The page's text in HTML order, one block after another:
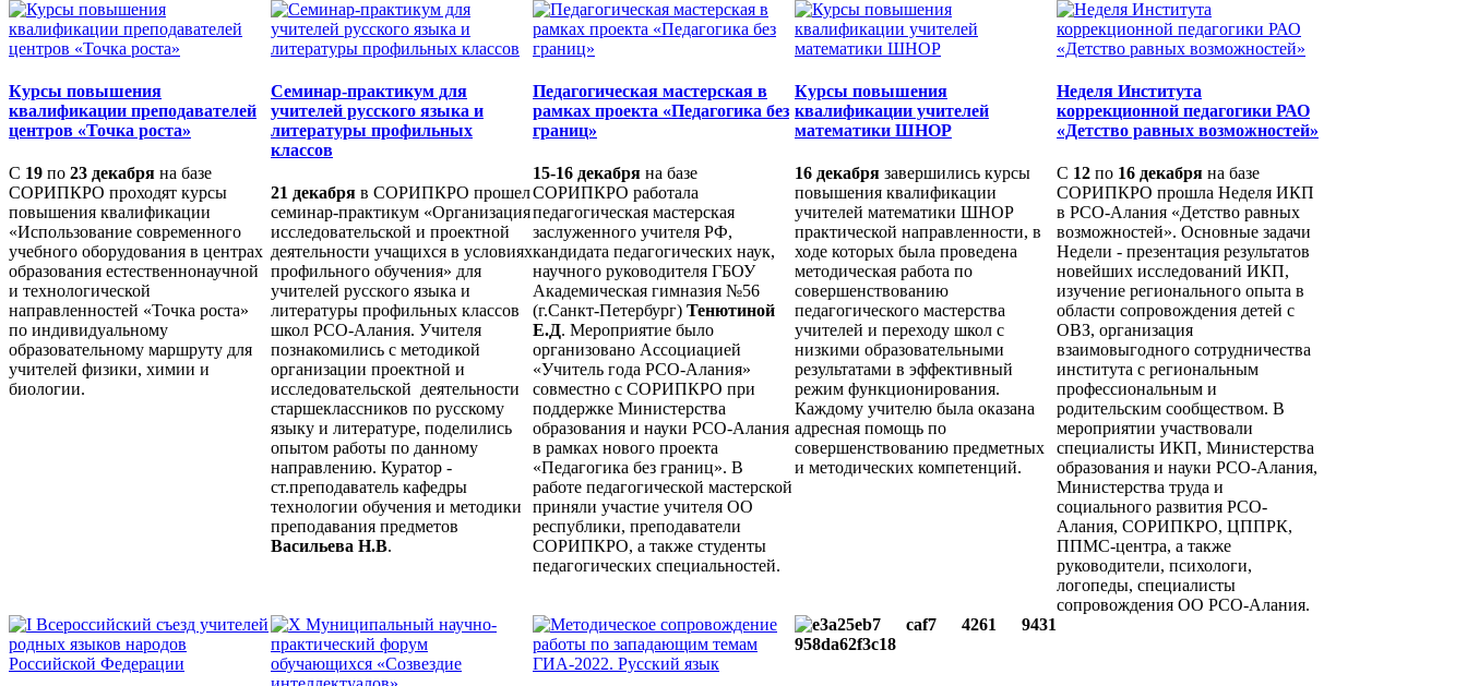
Курсы повышения
квалификации преподавателей
центров «Точка роста»
С 19 по 23 декабря на базе
СОРИПКРО проходят курсы
повышения квалификации
«Использование современного
учебного оборудования в центрах
образования естественнонаучной
и технологической
направленностей «Точка роста»
по индивидуальному
образовательному маршруту для
учителей физики, химии и
биологии.
Семинар-практикум для
учителей русского языка и
литературы профильных
классов
21 декабря в СОРИПКРО прошел
семинар-практикум «Организация
исследовательской и проектной
деятельности учащихся в условиях
профильного обучения» для
учителей русского языка и
литературы профильных классов
школ РСО-Алания. Учителя
познакомились с методикой
организации проектной и
исследовательской деятельности
старшеклассников по русскому
языку и литературе, поделились
опытом работы по данному
направлению. Куратор -
ст.преподаватель кафедры
технологии обучения и методики
преподавания предметов
Васильева Н.В.
Педагогическая мастерская в
рамках проекта «Педагогика без
границ»
15-16 декабря на базе
СОРИПКРО работала
педагогическая мастерская
заслуженного учителя РФ,
кандидата педагогических наук,
научного руководителя ГБОУ
Академическая гимназия №56
(г.Санкт-Петербург) Тенютиной
Е.Д. Мероприятие было
организовано Ассоциацией
«Учитель года РСО-Алания»
совместно с СОРИПКРО при
поддержке Министерства
образования и науки РСО-Алания
в рамках нового проекта
«Педагогика без границ». В
работе педагогической мастерской
приняли участие учителя ОО
республики, преподаватели
СОРИПКРО, а также студенты
педагогических специальностей.
Курсы повышения
квалификации учителей
математики ШНОР
16 декабря завершились курсы
повышения квалификации
учителей математики ШНОР
практической направленности, в
ходе которых была проведена
методическая работа по
совершенствованию
педагогического мастерства
учителей и переходу школ с
низкими образовательными
результатами в эффективный
режим функционирования.
Каждому учителю была оказана
адресная помощь по
совершенствованию предметных
и методических компетенций.
Неделя Института
коррекционной педагогики РАО
«Детство равных возможностей»
С 12 по 16 декабря на базе
СОРИПКРО прошла Неделя ИКП
в РСО-Алания «Детство равных
возможностей». Основные задачи
Недели - презентация результатов
новейших исследований ИКП,
изучение регионального опыта в
области сопровождения детей с
ОВЗ, организация
взаимовыгодного сотрудничества
института с региональным
профессиональным и
родительским сообществом. В
мероприятии участвовали
специалисты ИКП, Министерства
образования и науки РСО-Алания,
Министерства труда и
социального развития РСО-
Алания, СОРИПКРО, ЦППРК,
ППМС-центра, а также
руководители, психологи,
логопеды, специалисты
сопровождения ОО РСО-Алания.